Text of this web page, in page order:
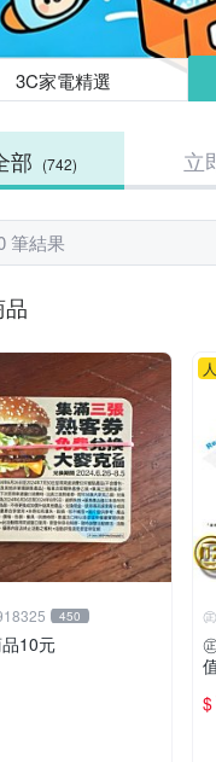
3C家電精選
部 (742) 立
筆結果
450
10元
$